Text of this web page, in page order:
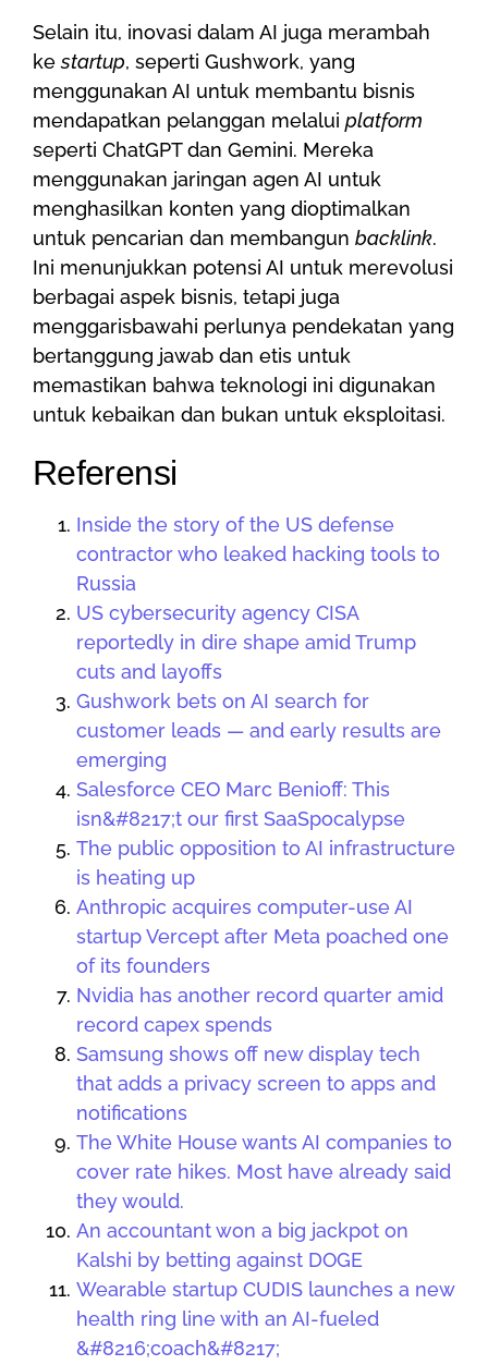
Selain itu, inovasi dalam AI juga merambah
kestartup, seperti Gushwork, yang
menggunakan AI untuk membantu bisnis
mendapatkan pelanggan melalui platform
seperti ChatGPT dan Gemini. Mereka
menggunakan jaringan agen AI untuk
menghasilkan konten yang dioptimalkan
untuk pencarian dan membangun backlink.
Ini menunjukkan potensi AI untuk merevolusi
berbagai aspek bisnis, tetapi juga
menggarisbawahi perlunya pendekatan yang
bertanggung jawab dan etis untuk
memastikan bahwa teknologi ini digunakan
untuk kebaikan dan bukan untuk eksploitasi.
Referensi
Inside the story of the US defense
contractor who leaked hacking tools to
Russia
US cybersecurity agency CISA
reportedly in dire shape amid Trump
cuts and layoffs
Gushwork bets on AI search for
customer leads — and early results are
emerging
Salesforce CEO Marc Benioff: This
isn&#8217;t our first SaaSpocalypse
The public opposition to AI infrastructure
is heating up
Anthropic acquires computer-use AI
startup Vercept after Meta poached one
of its founders
Nvidia has another record quarter amid
record capex spends
Samsung shows off new display tech
that adds a privacy screen to apps and
notifications
The White House wants AI companies to
cover rate hikes. Most have already said
they would.
An accountant won a big jackpot on
Kalshi by betting against DOGE
Wearable startup CUDIS launches a new
health ring line with an AI-fueled
&#8216;coach&#8217;